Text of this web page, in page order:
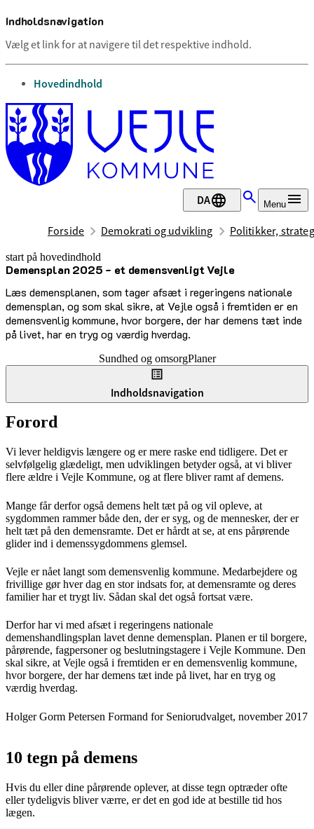
Indholdsnavigation
Vælg et link for at navigere til det respektive indhold.
gå til
Hovedindhold
DA Menu
Forside Demokrati og udvikling Politikker,
start på hovedindhold
Demens­plan 2025 - et de­mens­ven­ligt Vejle
Læs demensplanen, som tager afsæt i regeringens nationale
demensplan, og som skal sikre, at Vejle også i fremtiden er en
demensvenlig kommune, hvor borgere, der har demens tæt inde
på livet, har en tryg og værdig hverdag.
senest opdateret 28. april 2026
Sundhed og omsorgPlaner
Indholdsnavigation
Forord
Vi lever heldigvis længere og er mere raske end tidligere. Det er
selvfølgelig glædeligt, men udviklingen betyder også, at vi bliver
flere ældre i Vejle Kommune, og at flere bliver ramt af demens.
Mange får derfor også demens helt tæt på og vil opleve, at
sygdommen rammer både den, der er syg, og de mennesker, der er
helt tæt på den demensramte. Det er hårdt at se, at ens pårørende
glider ind i demenssygdommens glemsel.
Vejle er nået langt som demensvenlig kommune. Medarbejdere og
frivillige gør hver dag en stor indsats for, at demensramte og deres
familier har et trygt liv. Sådan skal det også fortsat være.
Derfor har vi med afsæt i regeringens nationale
demenshandlingsplan lavet denne demensplan. Planen er til borgere,
pårørende, fagpersoner og beslutningstagere i Vejle Kommune. Den
skal sikre, at Vejle også i fremtiden er en demensvenlig kommune,
hvor borgere, der har demens tæt inde på livet, har en tryg og
værdig hverdag.
Holger Gorm Petersen Formand for Seniorudvalget, november 2017
10 tegn på demens
Hvis du eller dine pårørende oplever, at disse tegn optræder ofte
eller tydeligvis bliver værre, er det en god ide at bestille tid hos
lægen.